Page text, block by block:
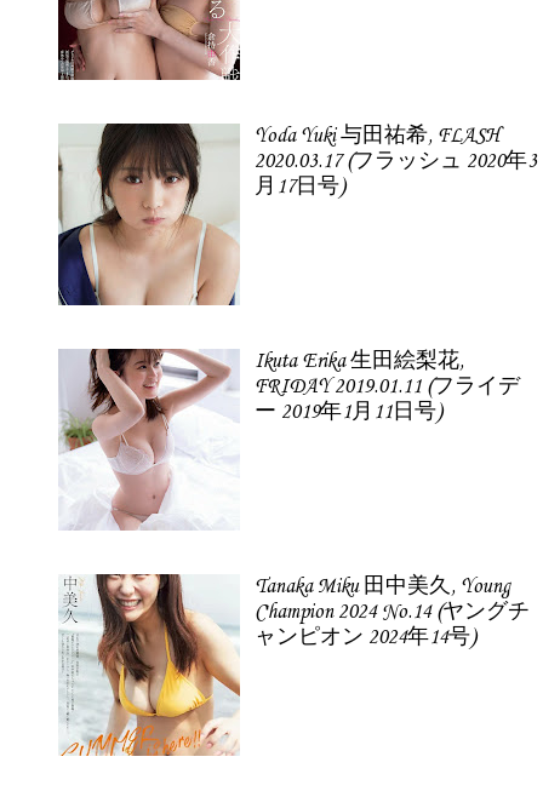
Yoda Yuki 与田祐希, FLASH
2020.03.17 (フラッシュ 2020年3
月17日号)
Ikuta Erika 生田絵梨花,
FRIDAY 2019.01.11 (フライデ
ー 2019年1月11日号)
Tanaka Miku 田中美久, Young
Champion 2024 No.14 (ヤングチ
ャンピオン 2024年14号)